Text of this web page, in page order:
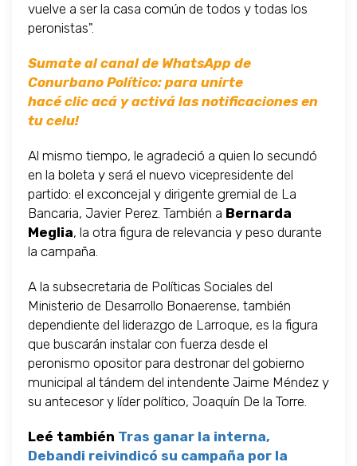
vuelve a ser la casa común de todos y todas los
peronistas".
Sumate al canal de WhatsApp de
Conurbano Político: para unirte
hacé clic acá y activá las notificaciones en
tu celu!
Al mismo tiempo, le agradeció a quien lo secundó
en la boleta y será el nuevo vicepresidente del
partido: el exconcejal y dirigente gremial de La
Bancaria, Javier Perez. También a Bernarda
Meglia, la otra figura de relevancia y peso durante
la campaña.
A la subsecretaria de Políticas Sociales del
Ministerio de Desarrollo Bonaerense, también
dependiente del liderazgo de Larroque, es la figura
que buscarán instalar con fuerza desde el
peronismo opositor para destronar del gobierno
municipal al tándem del intendente Jaime Méndez y
su antecesor y líder político, Joaquín De la Torre.
Leé también Tras ganar la interna,
Debandi reivindicó su campaña por la